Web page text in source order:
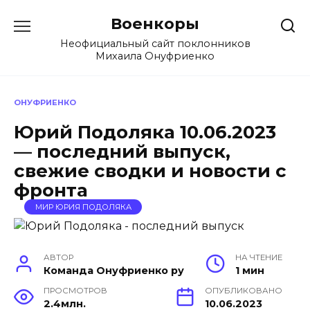
содержанию
Военкоры
Неофициальный сайт поклонников
Михаила Онуфриенко
ОНУФРИЕНКО
Юрий Подоляка 10.06.2023
— последний выпуск,
свежие сводки и новости с
фронта
МИР ЮРИЯ ПОДОЛЯКА
АВТОР
Команда Онуфриенко ру
НА ЧТЕНИЕ
1 мин
ПРОСМОТРОВ
2.4млн.
ОПУБЛИКОВАНО
10.06.2023